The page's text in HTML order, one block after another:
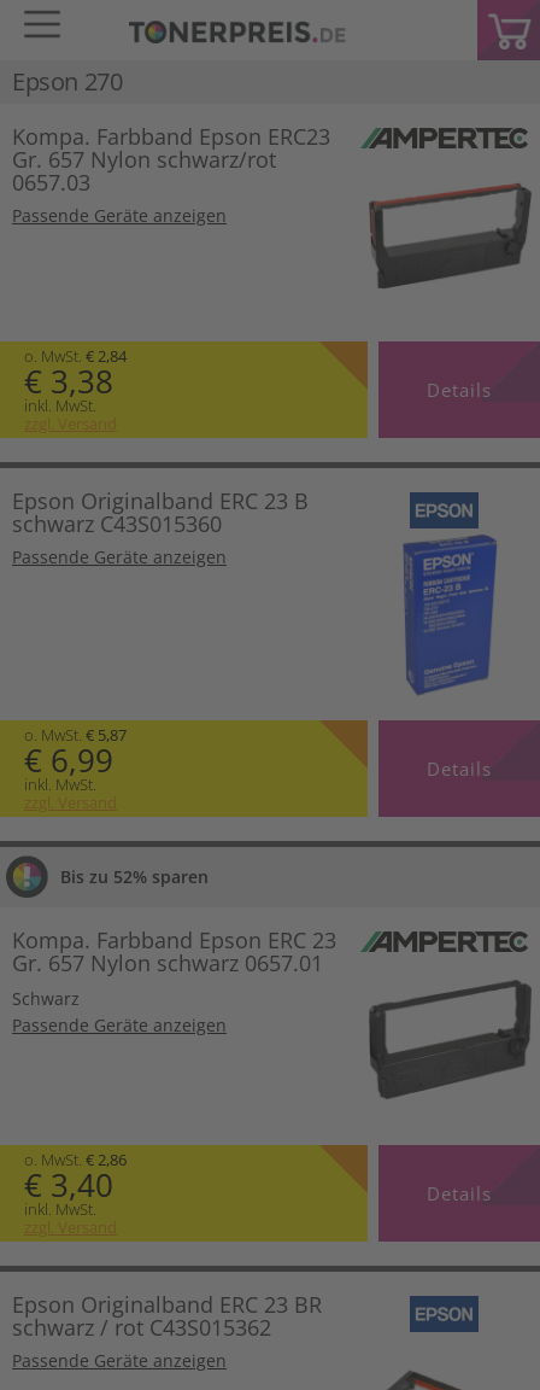
Epson 270
Kompa. Farbband Epson ERC23
Gr. 657 Nylon schwarz/rot
0657.03
Passende Geräte anzeigen
o. MwSt. € 2,84
€ 3,38
inkl. MwSt.
zzgl. Versand
Details
Epson Originalband ERC 23 B
schwarz C43S015360
Passende Geräte anzeigen
o. MwSt. € 5,87
€ 6,99
inkl. MwSt.
zzgl. Versand
Details
Bis zu 52% sparen
Kompa. Farbband Epson ERC 23
Gr. 657 Nylon schwarz 0657.01
Schwarz
Passende Geräte anzeigen
o. MwSt. € 2,86
€ 3,40
inkl. MwSt.
zzgl. Versand
Details
Epson Originalband ERC 23 BR
schwarz / rot C43S015362
Passende Geräte anzeigen